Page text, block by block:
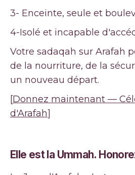
3- Enceinte, seule et
4-Isolé et incapable
Votre sadaqah sur Arafah
de la nourriture, de la
un nouveau départ.
[Donnez maintenant —
d'Arafah]
Elle est la Ummah.